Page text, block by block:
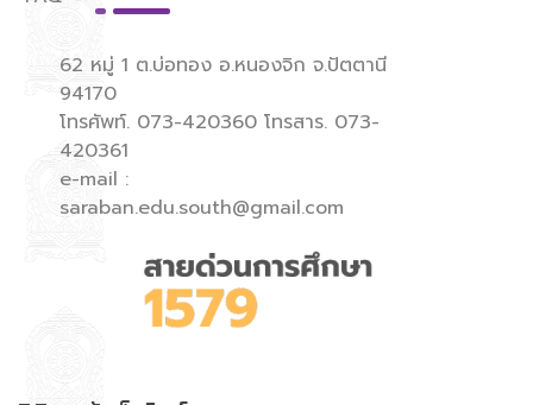
62 หมู่ 1 ต.บ่อทอง อ.หนองจิก จ.ปัตตานี
94170
โทรศัพท์. 073-420360 โทรสาร. 073-
420361
e-mail :
saraban.edu.south@gmail.com